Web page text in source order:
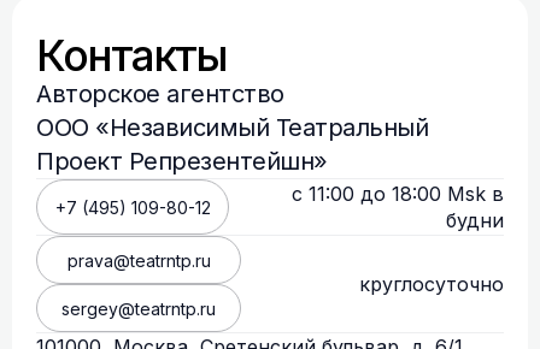
Контакты
Авторское агентство
ООО «Независимый Театральный
Проект Репрезентейшн»
+7 (495) 109-80-12
с 11:00 до 18:00 Msk в
будни
prava@teatrntp.ru
sergey@teatrntp.ru
круглосуточно